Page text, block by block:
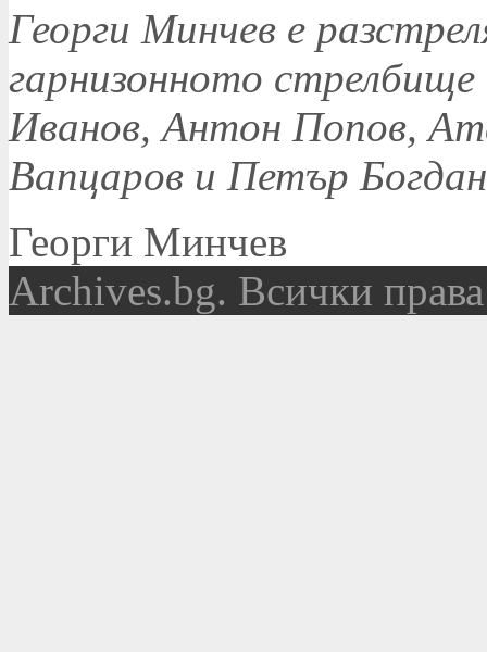
Георги Минчев е
гарнизонното
Иванов, Антон Попов,
Вапцаров и Петър
Георги Минчев
Аrchives.bg. Всички права